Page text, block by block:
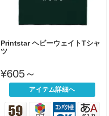
Printstar ヘビーウェイトTシャ
ツ
¥605～
アイテム詳細へ